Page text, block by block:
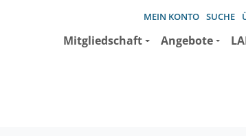
MEIN KONTO SUCHE
Mitgliedschaft Angebote